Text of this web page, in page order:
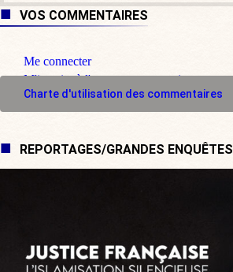
VOS COMMENTAIRES
Me connecter
M'inscrire à l'espace commentaire
Charte d'utilisation des commentaires
REPORTAGES/GRANDES ENQUÊTES